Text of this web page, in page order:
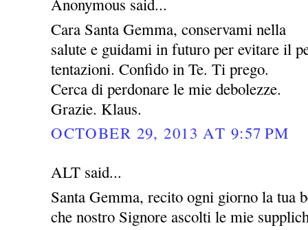
Cara Santa Gemma, conservami nella
salute e guidami in futuro per evitare il
tentazioni. Confido in Te. Ti prego.
Cerca di perdonare le mie debolezze.
Grazie. Klaus.
OCTOBER 29, 2013 AT 9:57 PM
ALT said...
Santa Gemma, recito ogni giorno la tua
che nostro Signore ascolti le mie